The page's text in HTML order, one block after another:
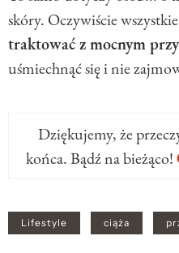
skóry. Oczywiście
traktować z mocnym
uśmiechnąć się i nie
Dziękujemy, że
końca. Bądź na bieżąco!
Lifestyle ciąża